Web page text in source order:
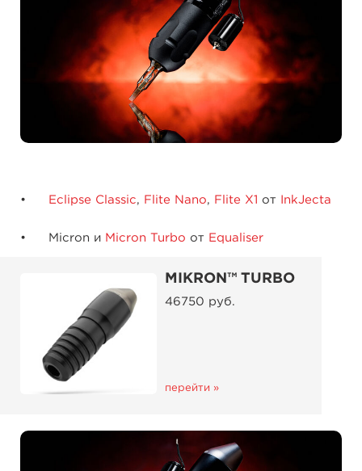
Eclipse Classic, Flite Nano, Flite X1 от InkJecta
Micron и Micron Turbo от Equaliser
MIKRON™ TURBO
46750 руб.
перейти »